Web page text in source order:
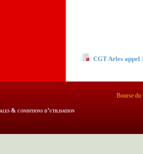
CGT Arles appel
Bourse du
& conditions d’utilisation